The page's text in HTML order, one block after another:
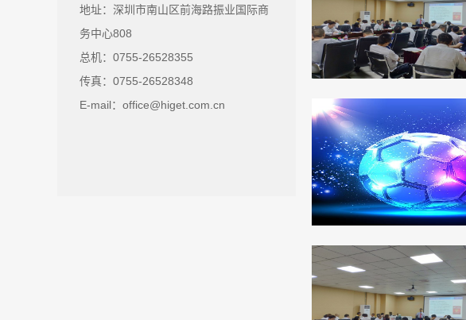
地址：深圳市南山区前海路振业国际商
务中心808
总机：0755-26528355
传真：0755-26528348
E-mail：office@higet.com.cn